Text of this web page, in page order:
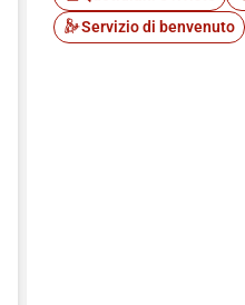
Servizio di benvenuto